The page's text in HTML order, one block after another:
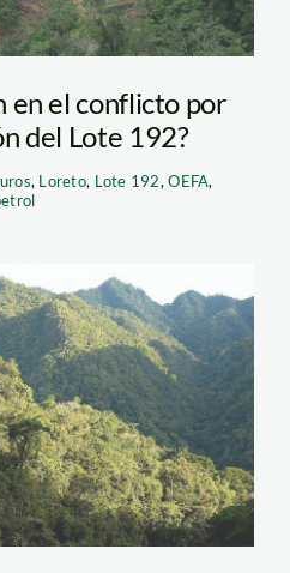
en el conflicto por
del Lote 192?
, Loreto, Lote 192,OEFA,